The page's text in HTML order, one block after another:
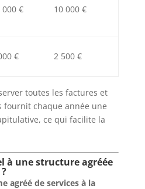
000 € 10 000 €
€ 2 500 €
toutes les factures et
fournit chaque année une
ce qui facilite la
à une structure agréée
agréé de services à la